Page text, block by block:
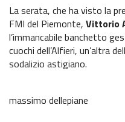
La serata, che ha visto la
FMI del Piemonte, Vittorio
l’immancabile banchetto
cuochi dell’Alfieri, un’altra
sodalizio astigiano.
massimo dellepiane